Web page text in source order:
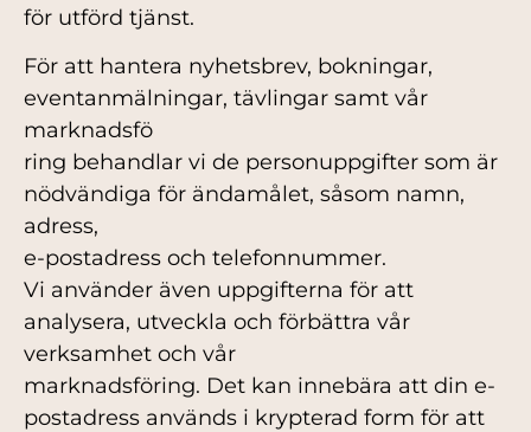
för utförd tjänst.
För att hantera nyhetsbrev, bokningar,
eventanmälningar, tävlingar samt vår
marknadsfö
ring behandlar vi de personuppgifter som är
nödvändiga för ändamålet, såsom namn,
adress,
e-postadress och telefonnummer.
Vi använder även uppgifterna för att
analysera, utveckla och förbättra vår
verksamhet och vår
marknadsföring. Det kan innebära att din e-
postadress används i krypterad form för att